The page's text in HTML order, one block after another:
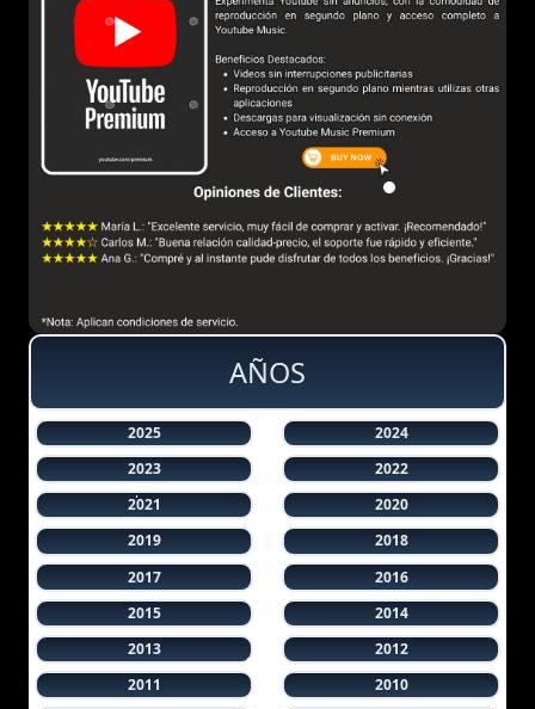
AÑOS
2025
2024
2023
2022
2021
2020
2019
2018
2017
2016
2015
2014
2013
2012
2011
2010